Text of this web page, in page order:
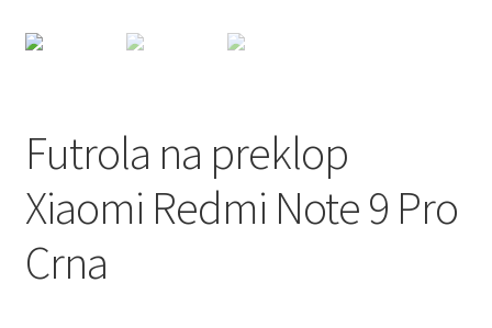
Контакт
Кошничка
Мој профил
Futrola na preklop
Xiaomi Redmi Note 9 Pro
Crna